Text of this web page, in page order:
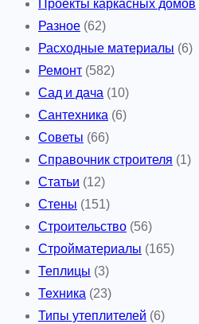
Проекты каркасных домов
Разное (62)
Расходные материалы (6)
Ремонт (582)
Сад и дача (10)
Сантехника (6)
Советы (66)
Справочник строителя (1)
Статьи (12)
Стены (151)
Строительство (56)
Стройматериалы (165)
Теплицы (3)
Техника (23)
Типы утеплителей (6)